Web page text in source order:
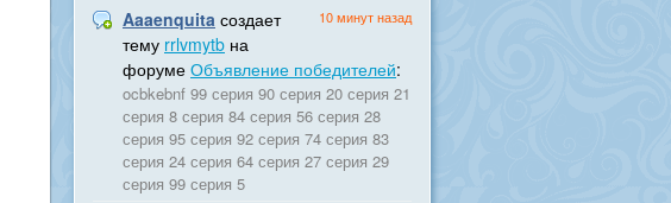
10 минут назад
Aaaenquita создает
тему rrlvmytb на
форуме Объявление победителей:
ocbkebnf 99 серия 90 серия 20 серия 21
серия 8 серия 84 серия 56 серия 28
серия 95 серия 92 серия 74 серия 83
серия 24 серия 64 серия 27 серия 29
серия 99 серия 5